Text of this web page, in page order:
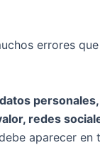
errores
redes
aparecer